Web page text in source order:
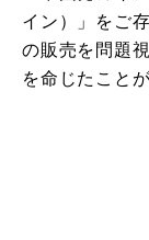
イン）」をご
の販売を問題
を命じたこと